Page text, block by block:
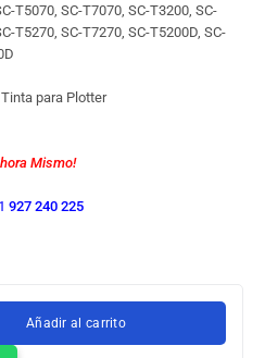
T5070, SC-T7070, SC-T3200, SC-
T5270, SC-T7270, SC-T5200D, SC-
para Plotter
Mismo!
927 240 225
Añadir al carrito